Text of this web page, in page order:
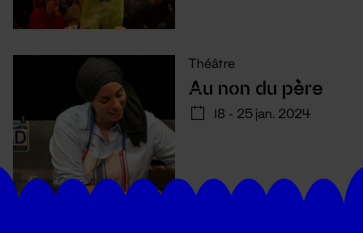
Théâtre
Au non du père
18 - 25 jan. 2024